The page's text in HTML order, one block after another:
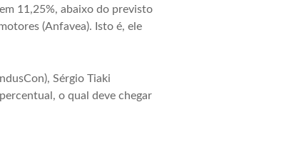
11,25%, abaixo do previsto
(Anfavea). Isto é, ele
Sérgio Tiaki
o qual deve chegar